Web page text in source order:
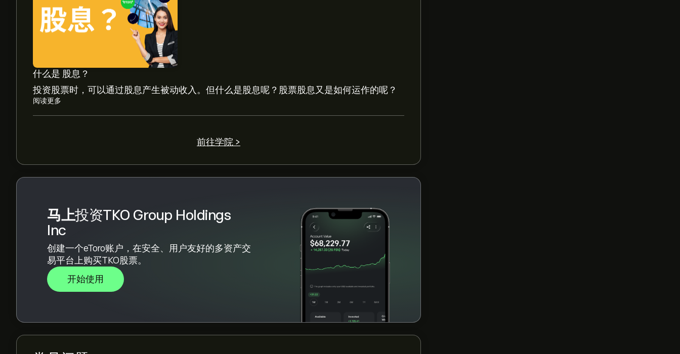
什么是 股息？
投资股票时，可以通过股息产生被动收入。但什么是股息呢？股票股息又是如何运作的呢？
阅读更多
前往学院 >
马上投资TKO Group Holdings
Inc
创建一个eToro账户，在安全、用户友好的多资产交
易平台上购买TKO股票。
开始使用
TKO Group Holdings Inc 的平均价格目标为‎$‎186.56。
分析师根据市场趋势、财务报告和预期增长对TKO Group Holdings Inc的预测。查看最新预
测，了解未来价格走势。
TKO Group Holdings Inc 市值为 ‎$‎13.64B 美元
根据 9 位分析师在过去三个月对 TKO 的建议，总体共识是 大量买入。